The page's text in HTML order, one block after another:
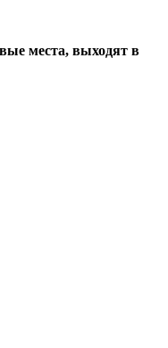
места, выходят в